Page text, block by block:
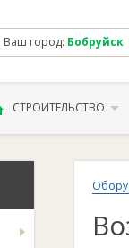
Ваш город: Бобруйск
СТРОИТЕЛЬСТВО